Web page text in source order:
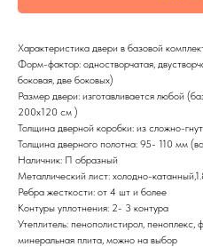
Характеристика двери в базовой
Форм-фактор: одностворчатая,
боковая, две боковых)
Размер двери: изготавливается любой
200х120 см )
Толщина дверной коробки: из сложно-
Толщина дверного полотна: 95- 110 мм
Наличник: П образный
Металлический лист: холодно-
Ребра жесткости: от 4 шт и более
Контуры уплотнения: 2- 3 контура
Утеплитель: пенополистирол,
минеральная плита, можно на выбор